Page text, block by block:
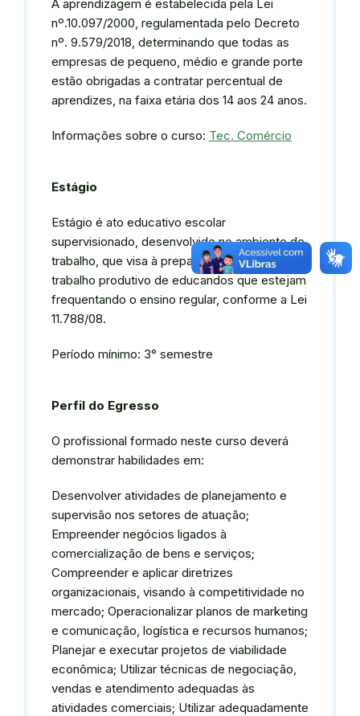
A aprendizagem é estabelecida pela Lei
nº.10.097/2000, regulamentada pelo Decreto
nº. 9.579/2018, determinando que todas as
empresas de pequeno, médio e grande porte
estão obrigadas a contratar percentual de
aprendizes, na faixa etária dos 14 aos 24 anos.
Informações sobre o curso: Tec. Comércio
Estágio
Estágio é ato educativo escolar
supervisionado, desenvolvido no ambiente de
trabalho, que visa à preparação para o
trabalho produtivo de educandos que estejam
frequentando o ensino regular, conforme a Lei
11.788/08.
Período mínimo: 3° semestre
Perfil do Egresso
O profissional formado neste curso deverá
demonstrar habilidades em:
Desenvolver atividades de planejamento e
supervisão nos setores de atuação;
Empreender negócios ligados à
comercialização de bens e serviços;
Compreender e aplicar diretrizes
organizacionais, visando à competitividade no
mercado; Operacionalizar planos de marketing
e comunicação, logística e recursos humanos;
Planejar e executar projetos de viabilidade
econômica; Utilizar técnicas de negociação,
vendas e atendimento adequadas às
atividades comerciais; Utilizar adequadamente